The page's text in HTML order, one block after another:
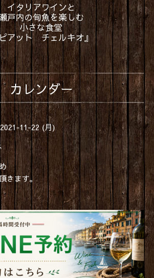
イタリアワインと
戸内の旬魚を楽しむ
小さな食堂
アット チェルキオ』
カレンダー
2021-11-22 (月)
きます。